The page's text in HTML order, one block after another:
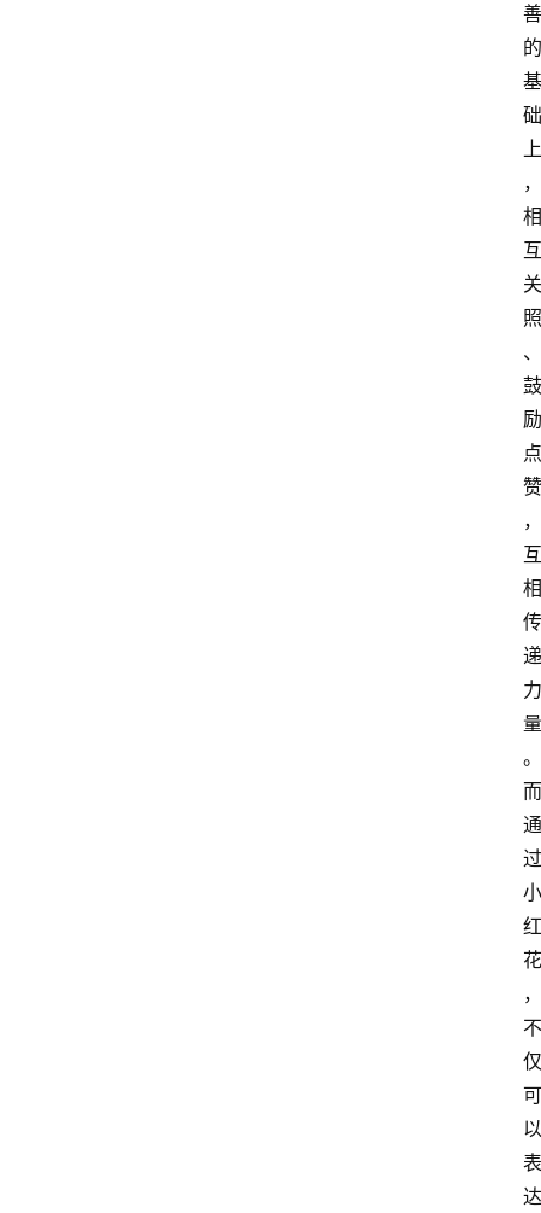
善
的
基
础
上
，
相
互
关
照
、
鼓
励
点
赞
，
互
相
传
递
力
量
。
而
通
过
小
红
花
，
不
仅
可
以
表
达